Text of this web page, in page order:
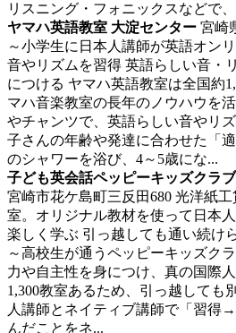
リスニング・フォニックスなどで
ヤマハ英語教室 大淀センター 宮崎
～小学生に日本人講師が英語オン
音やリズムを習得 英語らしい音・
につける ヤマハ英語教室は全国約
マハ音楽教室の長年のノウハウを
やチャンツで、英語らしい音やリ
子さんの年齢や発達に合わせた「
のシャワーを浴び、4～5歳にな...
子ども英会話ペッピーキッズクラ
宮崎市花ケ島町三反田680 光洋紙工
室。オリジナル教材を使って日本
楽しく学ぶ 引っ越しても通い続け
～高校生が通うペッピーキッズク
力や自主性を身につけ、真の国際
1,300教室あるため、引っ越しても
人講師とネイティブ講師で「習得
んだことをネ...